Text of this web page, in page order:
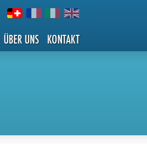
ÜBER UNS KONTAKT